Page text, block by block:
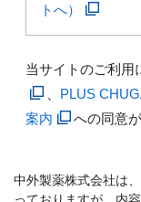
トへ）
当サイトのご利用
PLUS
案内
への同意
中外製薬株式会社は
っておりますが、内